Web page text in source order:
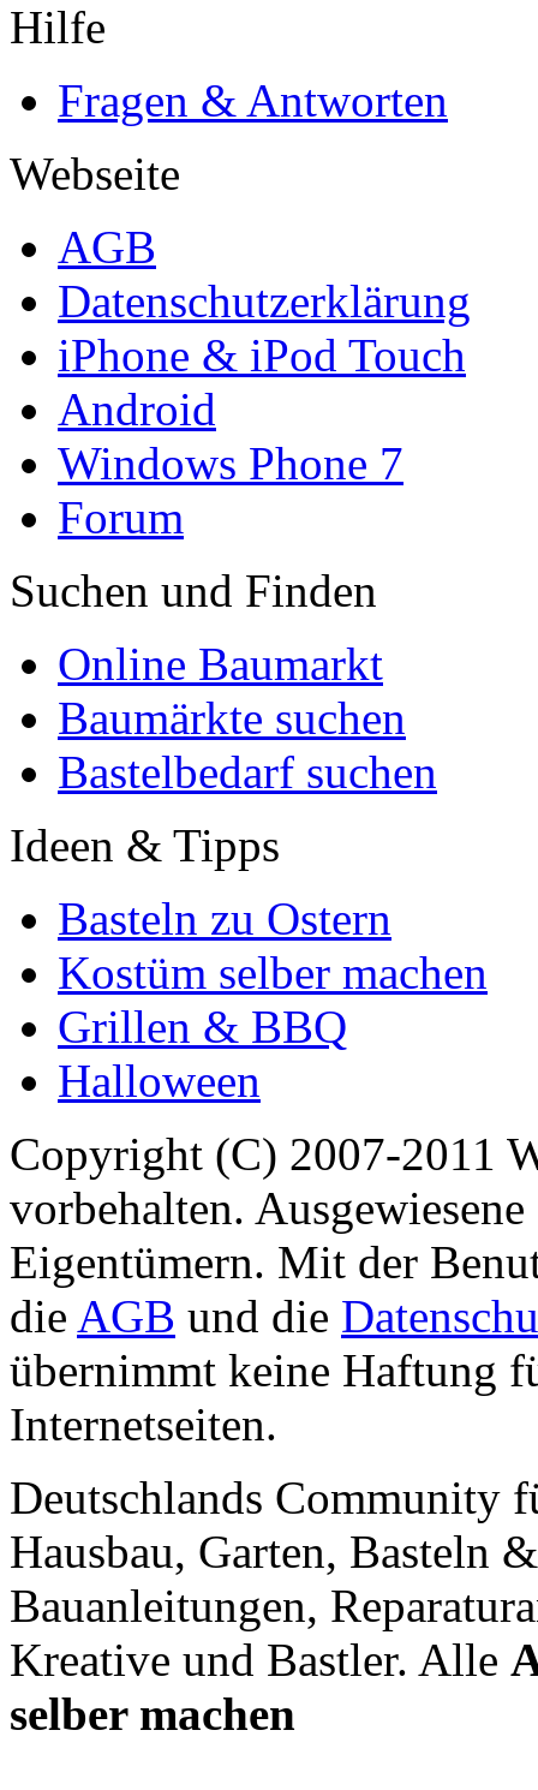
Hilfe
Fragen & Antworten
Webseite
AGB
Datenschutzerklärung
iPhone & iPod Touch
Android
Windows Phone 7
Forum
Suchen und Finden
Online Baumarkt
Baumärkte suchen
Bastelbedarf suchen
Ideen & Tipps
Basteln zu Ostern
Kostüm selber machen
Grillen & BBQ
Halloween
Copyright (C) 2007-2011
vorbehalten.
Eigentümern. Mit der
die AGB und die
übernimmt keine Haftung
Internetseiten.
Deutschlands Community
Hausbau, Garten, Basteln
Bauanleitungen,
Kreative und Bastler. Alle
selber machen